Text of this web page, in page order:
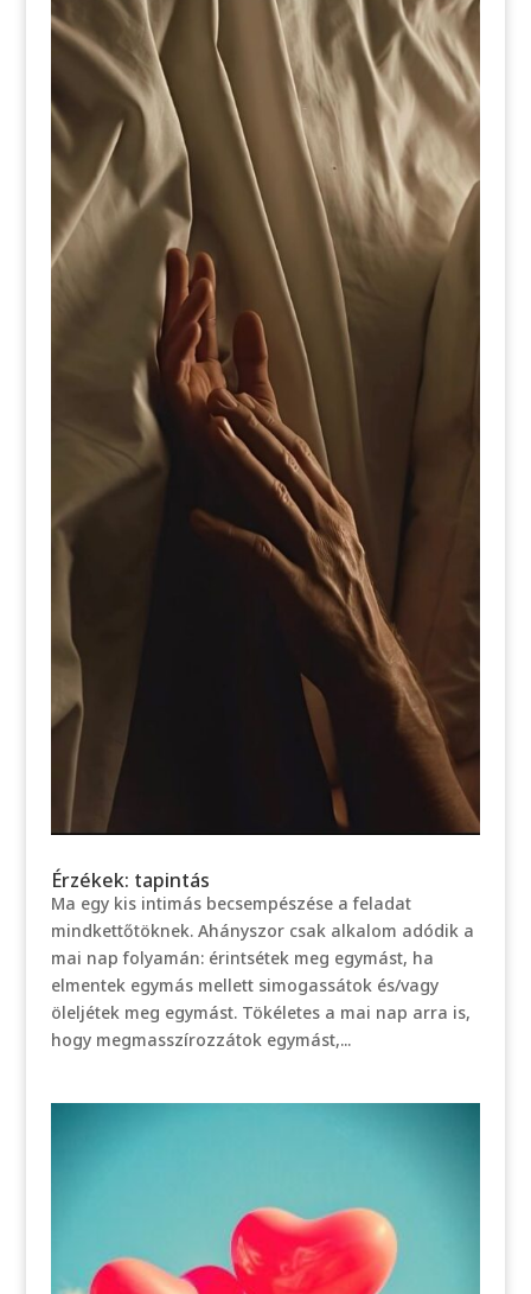
Érzékek: tapintás
Ma egy kis intimás becsempészése a feladat
mindkettőtöknek. Ahányszor csak alkalom adódik a
mai nap folyamán: érintsétek meg egymást, ha
elmentek egymás mellett simogassátok és/vagy
öleljétek meg egymást. Tökéletes a mai nap arra is,
hogy megmasszírozzátok egymást,...